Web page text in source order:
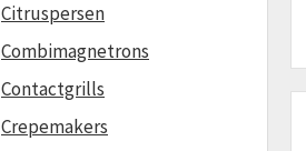
Citruspersen
Combimagnetrons
Contactgrills
Crepemakers